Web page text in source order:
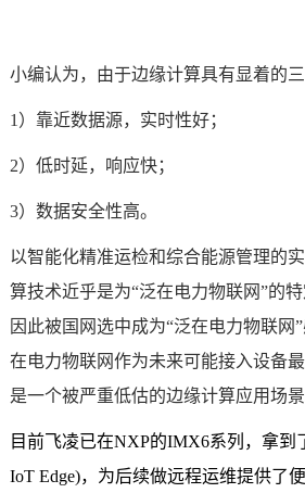
小编认为，由于边缘计算具有显着的三
1）靠近数据源，实时性好；
2）低时延，响应快；
3）数据安全性高。
以智能化精准运检和综合能源管理的实
算技术近乎是为“泛在电力物联网”的
因此被国网选中成为“泛在电力物联网
在电力物联网作为未来可能接入设备
是一个被严重低估的边缘计算应用场景
目前飞凌已在NXP的IMX6系列，拿到
IoT Edge)，为后续做远程运维提供了便